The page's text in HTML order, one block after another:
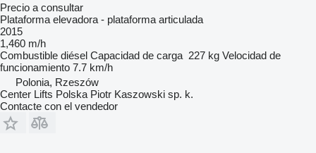
Precio a consultar
Plataforma elevadora - plataforma articulada
2015
1,460 m/h
Combustible diésel Capacidad de carga 227 kg Velocidad de
funcionamiento 7.7 km/h
Polonia, Rzeszów
Center Lifts Polska Piotr Kaszowski sp. k.
Contacte con el vendedor